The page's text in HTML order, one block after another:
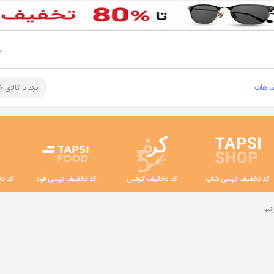
هات برند یا
کد تخفیف تپسی شاپ کد تخفیف کرفس کد تخفیف تپسی فود کد